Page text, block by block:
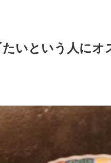
いという人にオ